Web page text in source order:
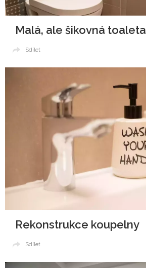
Malá, ale šikovná toaleta
Sdílet
Rekonstrukce koupelny
Sdílet